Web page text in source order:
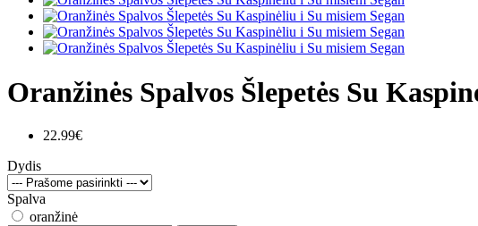
Oranžinės Spalvos Šlepetės Su
22.99€
Dydis
Spalva
oranžinė